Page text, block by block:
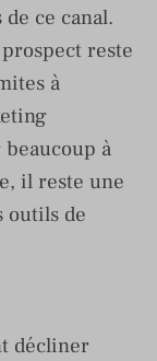
ce canal.
reste
à
à
il reste une
outils de
décliner